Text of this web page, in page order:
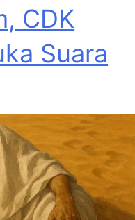
CDK
Suara